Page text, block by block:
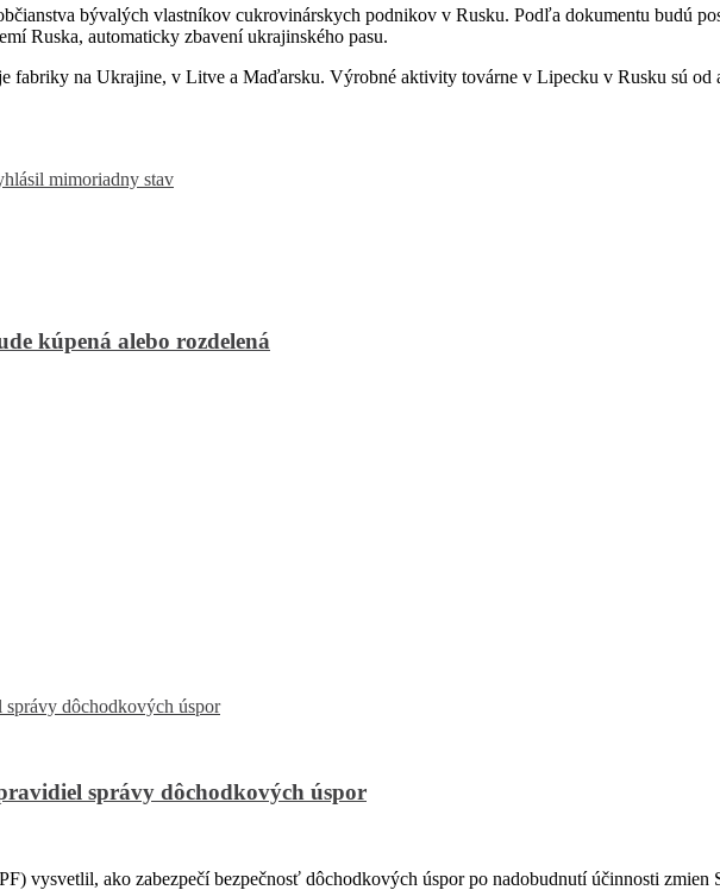
bývalých vlastníkov cukrovinárskych podnikov v Rusku. Podľa dokumentu budú
Ruska, automaticky zbavení ukrajinského pasu.
fabriky na Ukrajine, v Litve a Maďarsku. Výrobné aktivity továrne v Lipecku v Rusku sú od
mimoriadny stav
kúpená alebo rozdelená
správy dôchodkových úspor
ako zabezpečí bezpečnosť dôchodkových úspor po nadobudnutí účinnosti zmien